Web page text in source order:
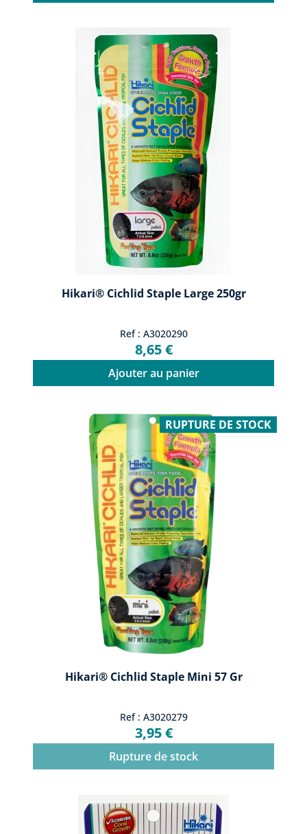
Hikari® Cichlid Staple Large 250gr
Ref : A3020290
8,65 €
Ajouter au panier
Hikari® Cichlid Staple Mini 57 Gr
Ref : A3020279
3,95 €
Rupture de stock
RUPTURE DE STOCK